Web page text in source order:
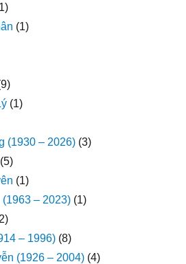
(1)
(1)
(1930 – 2026) (3)
(5)
(1)
(1963 – 2023) (1)
– 1996) (8)
(1926 – 2004) (4)